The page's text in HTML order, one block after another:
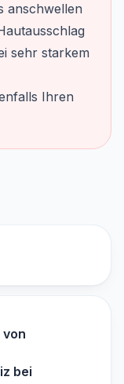
anschwellen
sehr starkem
Ihren
bei